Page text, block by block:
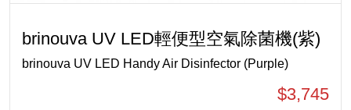
brinouva UV LED輕便型空氣除菌機(紫)
brinouva UV LED Handy Air Disinfector (Purple)
$3,745